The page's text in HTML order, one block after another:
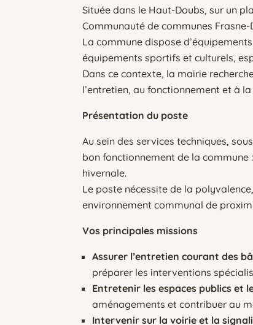
Située dans le Haut-Doubs, sur un
Communauté de communes Frasne-
La commune dispose
équipements sportifs et culturels,
Dans ce contexte, la mairie
l’entretien, au fonctionnement et à
Présentation du poste
Au sein des services techniques,
bon fonctionnement de la
hivernale.
Le poste nécessite de la
environnement communal de
Vos principales missions
Assurer l’entretien courant des
préparer les interventions
Entretenir les espaces publics et
aménagements et contribuer au
Intervenir sur la voirie et la